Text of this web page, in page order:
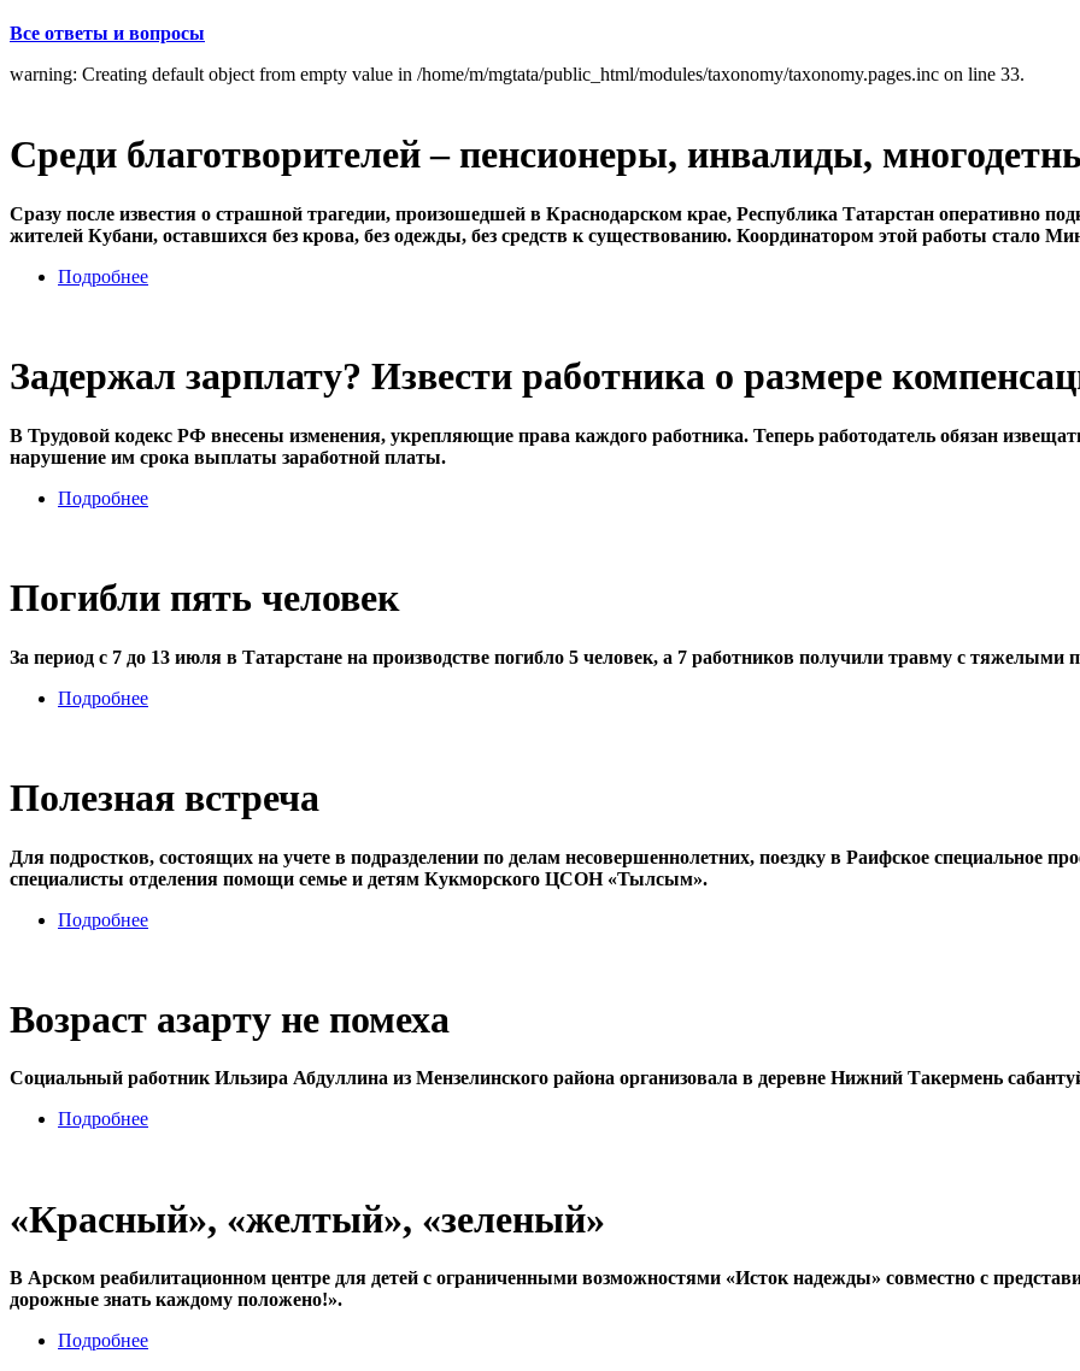
Все ответы и вопросы
warning: Creating default object from empty value in /home/m/mgtata/public_html/modules/taxonomy/taxonomy.pages.inc on line 33.
Среди благотворителей – пенсионеры, инвалиды,
Сразу после известия о страшной трагедии, произошедшей в Краснодарском крае, Республика Татарстан оперативно
жителей Кубани, оставшихся без крова, без одежды, без средств к существованию. Координатором этой работы стало
Подробнее
Задержал зарплату? Извести работника о размере
В Трудовой кодекс РФ внесены изменения, укрепляющие права каждого работника. Теперь работодатель обязан
нарушение им срока выплаты заработной платы.
Подробнее
Погибли пять человек
За период с 7 до 13 июля в Татарстане на производстве погибло 5 человек, а 7 работников получили травму с тяжелыми
Подробнее
Полезная встреча
Для подростков, состоящих на учете в подразделении по делам несовершеннолетних, поездку в Раифское специальное
специалисты отделения помощи семье и детям Кукморского ЦСОН «Тылсым».
Подробнее
Возраст азарту не помеха
Социальный работник Ильзира Абдуллина из Мензелинского района организовала в деревне Нижний Такермень
Подробнее
«Красный», «желтый», «зеленый»
В Арском реабилитационном центре для детей с ограниченными возможностями «Исток надежды» совместно с
дорожные знать каждому положено!».
Подробнее